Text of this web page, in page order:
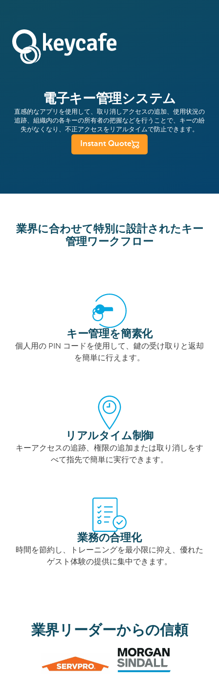
電子キー管理システム
直感的なアプリを使用して、取り消しアクセスの追加、使用状況の
追跡、組織内の各キーの所有者の把握などを行うことで、キーの紛
失がなくなり、不正アクセスをリアルタイムで防止できます。
Instant Quote
業界に合わせて特別に設計されたキー
管理ワークフロー
キー管理を簡素化
個人用の PIN コードを使用して、鍵の受け取りと返却
を簡単に行えます。
リアルタイム制御
キーアクセスの追跡、権限の追加または取り消しをす
べて指先で簡単に実行できます。
業務の合理化
時間を節約し、トレーニングを最小限に抑え、優れた
ゲスト体験の提供に集中できます。
業界リーダーからの信頼